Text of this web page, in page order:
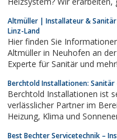
gerne bei der Planung Ihrer
setzen Ihre persönlichen
Altmüller | Installateur &
Linz-Land
Hier finden Sie
Altmüller in Neuhofen an
Experte für Sanitär und mehr!
Berchtold Installationen: Sanitär
Berchtold Installationen ist
verlässlicher Partner im
Heizung, Klima und
Best Bechter Servicetechnik –